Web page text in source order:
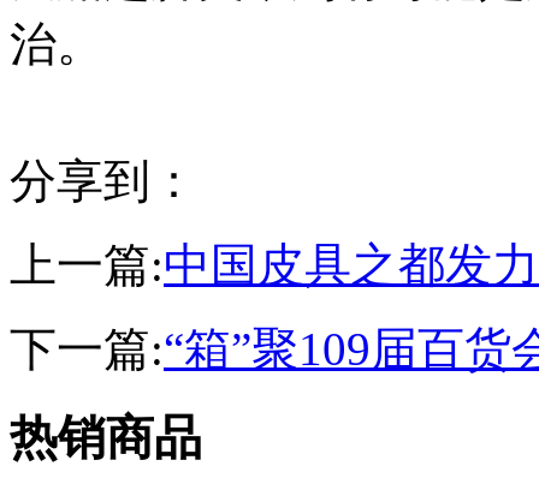
治。
分享到：
上一篇:中国皮具之都发
下一篇:“箱”聚109届百货
热销商品